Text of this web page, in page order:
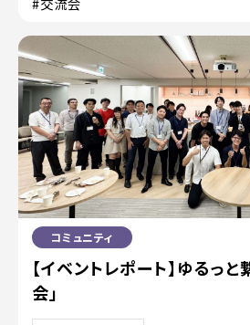
コミュニティ
【イベントレポート】ゆるっ
会」